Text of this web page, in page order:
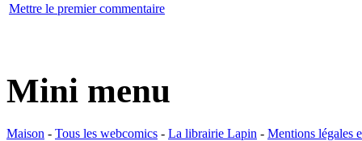
Mettre le premier commentaire
Mini menu
Maison - Tous les webcomics - La librairie Lapin - Mentions légales